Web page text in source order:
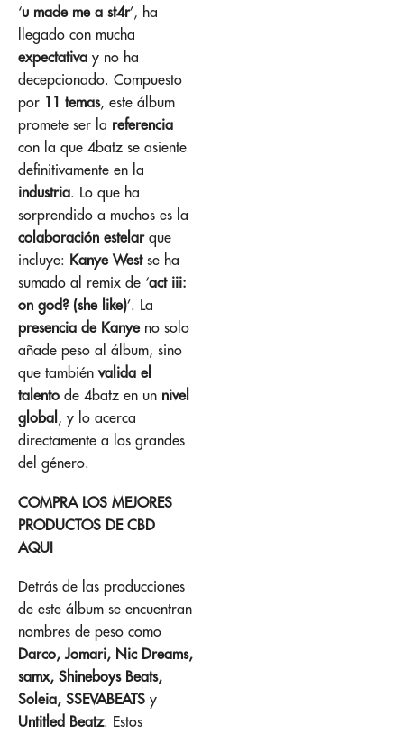
‘u made me a st4r’, ha
llegado con mucha
expectativa y no ha
decepcionado. Compuesto
por 11 temas, este álbum
promete ser la referencia
con la que 4batz se asiente
definitivamente en la
industria. Lo que ha
sorprendido a muchos es la
colaboración estelarque
incluye: Kanye Westse ha
sumado al remix de ‘act iii:
on god? (she like)’. La
presencia de Kanyeno solo
añade peso al álbum, sino
que tambiénvalida el
talento de 4batz en un nivel
global , y lo acerca
directamente a los grandes
del género.
COMPRA LOS MEJORES
PRODUCTOS DE CBD
AQUI
Detrás de las producciones
de este álbum se encuentran
nombres de peso como
Darco, Jomari, Nic Dreams,
samx, Shineboys Beats,
Soleia, SSEVABEATS y
Untitled Beatz. Estos